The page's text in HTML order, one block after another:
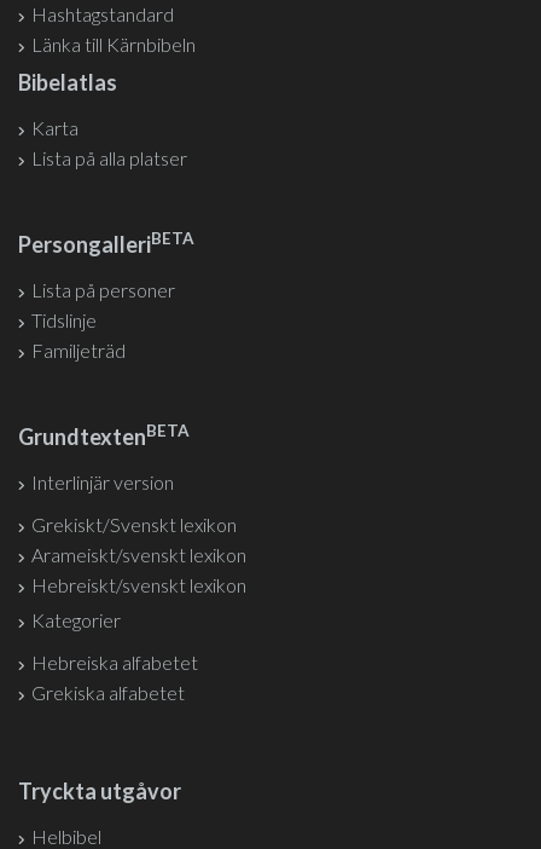
Hashtagstandard
Länka till Kärnbibeln
Bibelatlas
Karta
Lista på alla platser
PersongalleriBETA
Lista på personer
Tidslinje
Familjeträd
GrundtextenBETA
Interlinjär version
Grekiskt/Svenskt lexikon
Arameiskt/svenskt lexikon
Hebreiskt/svenskt lexikon
Kategorier
Hebreiska alfabetet
Grekiska alfabetet
Tryckta utgåvor
Helbibel